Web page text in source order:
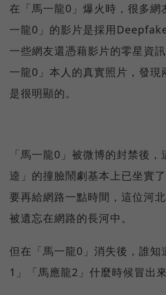
在「馬一龍0」爆火時，很多網
一龍0」的影片是採用
一些網友還憑藉影片的零星資
一龍0」本人的真實照片，發現
是很明顯的。
「馬一龍0」被微博的封禁後
逵」的撞臉鬧劇基本上已坐實
要再給網路一點時間，這位河
被遺忘在網路的長河中。
但在「馬一龍0」消失後，誰知
1」「馬應龍2」什麼時候冒出